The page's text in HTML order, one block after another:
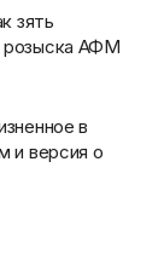
зять
розыска АФМ
в
и версия о